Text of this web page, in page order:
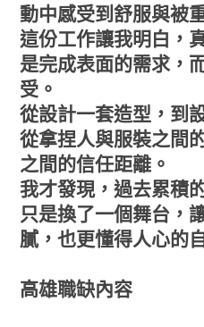
動中感受到舒服與被
這份工作讓我明白，
是完成表面的需求，
受。
從設計一套造型，到
從拿捏人與服裝之間
之間的信任距離。
我才發現，過去累積
只是換了一個舞台，
膩，也更懂得人心的
高雄職缺內容